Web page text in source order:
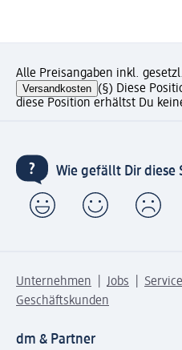
Alle Preisangaben inkl.
Versandkosten (§) Diese
diese Position erhältst Du
Wie gefällt Dir diese
Unternehmen Jobs
Geschäftskunden
dm & Partner